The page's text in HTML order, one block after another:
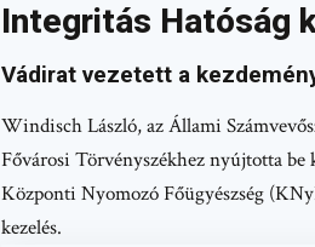
Integritás Hatóság
Vádirat vezetett a
Windisch László, az Állami
Fővárosi Törvényszékhez nyújtotta be
Központi Nyomozó Főügyészség
kezelés.